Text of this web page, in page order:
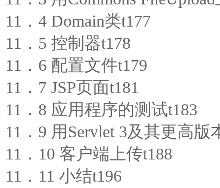
11．4 Domain类t177
11．5 控制器t178
11．6 配置文件t179
11．7 JSP页面t181
11．8 应用程序的测试t183
11．9 用Servlet 3及其更高版
11．10 客户端上传t188
11．11 小结t196